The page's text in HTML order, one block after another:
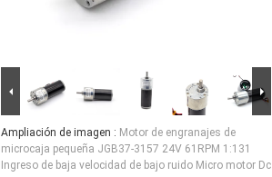
Ampliación de imagen : Motor de engranajes de
microcaja pequeña JGB37-3157 24V 61RPM 1:131
Ingreso de baja velocidad de bajo ruido Micro motor Dc